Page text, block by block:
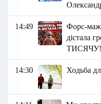
14:49
Форс-
дістала
14:30 Ходьба